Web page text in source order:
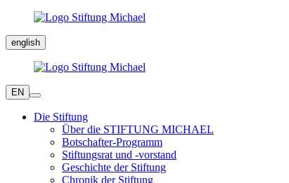
english
EN
Die Stiftung
Über die STIFTUNG MICHAEL
Botschafter-Programm
Stiftungsrat und -vorstand
Geschichte der Stiftung
Chronik der Stiftung